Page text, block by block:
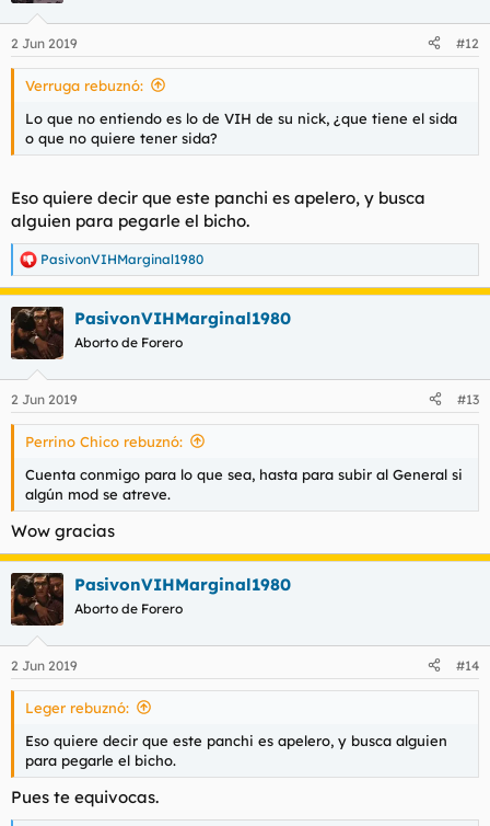
e
s
2 Jun 2019 #12
Verruga rebuznó:
Lo que no entiendo es lo de VIH de su nick, ¿que tiene el sida
o que no quiere tener sida?
Eso quiere decir que este panchi es apelero, y busca
alguien para pegarle el bicho.
R
e
a
c
c
i
e
s
PasivonVIHMarginal1980
PasivonVIHMarginal1980
Aborto de Forero
2 Jun 2019 #13
Perrino Chico rebuznó:
Cuenta conmigo para lo que sea, hasta para subir al General si
algún mod se atreve.
Wow gracias
PasivonVIHMarginal1980
Aborto de Forero
2 Jun 2019 #14
Leger rebuznó:
Eso quiere decir que este panchi es apelero, y busca alguien
para pegarle el bicho.
Pues te equivocas.